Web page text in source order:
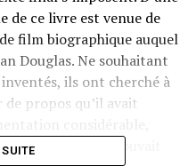
de ce livre est venue de
film biographique auquel
Douglas. Ne souhaitant
ils ont cherché à
propos qu’il avait
l’authenticité pouvait